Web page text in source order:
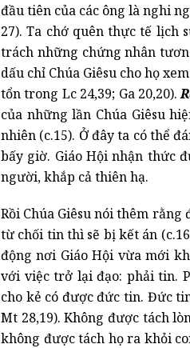
đầu tiên của các ông là nghi
27). Ta chớ quên thực tế lịch
trách những chứng nhân
dấu chỉ Chúa Giêsu cho họ
tổn trong Lc 24,39; Ga 20,20).
của những lần Chúa Giêsu
nhiên (c.15). Ở đây ta có thể
bấy giờ. Giáo Hội nhận thức
người, khắp cả thiên hạ.
Rồi Chúa Giêsu nói thêm
từ chối tin thì sẽ bị kết án
động nơi Giáo Hội vừa mới
với việc trở lại đạo: phải tin.
cho kẻ có được đức tin. Đức
Mt 28,19). Không được tách
không được tách họ ra khỏi